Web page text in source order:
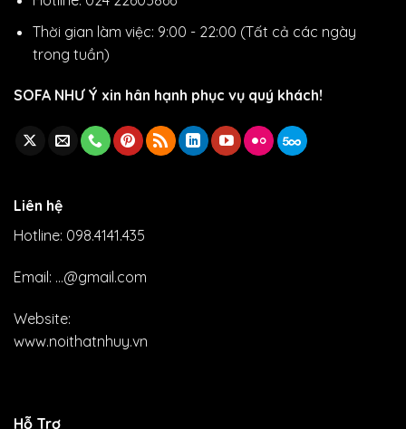
Thời gian làm việc: 9:00 - 22:00 (Tất cả các ngày
trong tuần)
SOFA NHƯ Ý xin hân hạnh phục vụ quý khách!
Liên hệ
Hotline: 098.4141.435
Email: ...@gmail.com
Website:
www.noithatnhuy.vn
Hỗ Trợ